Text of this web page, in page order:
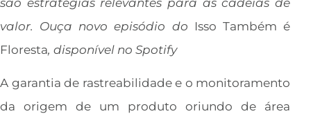
valor. Ouça novo episódio do Isso Também é
Floresta, disponível no Spotify
A garantia de rastreabilidade e o monitoramento
da origem de um produto oriundo de área